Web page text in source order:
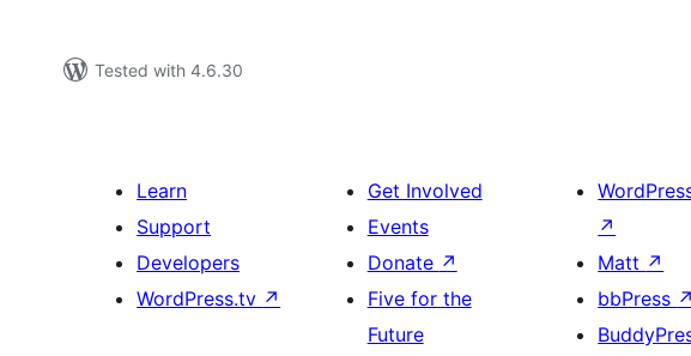
Tested with 4.6.30
Learn
Support
Developers
WordPress.tv ↗
Get Involved
Events
Donate ↗
Five for the
Future
↗
Matt ↗
bbPress ↗